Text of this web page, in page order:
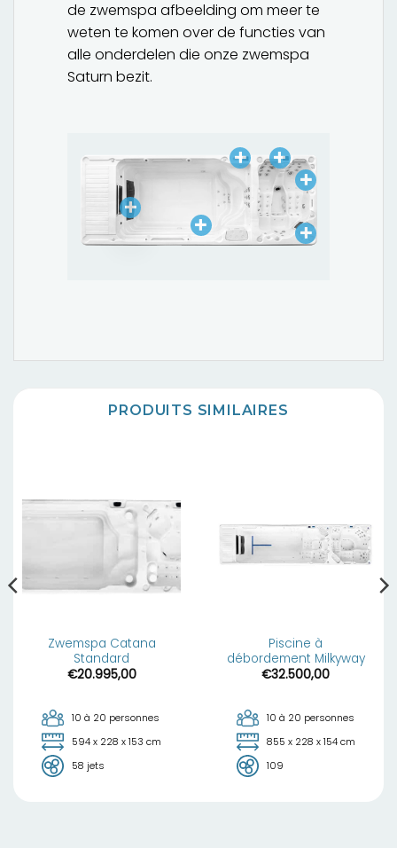
de zwemspa afbeelding om meer te
weten te komen over de functies van
alle onderdelen die onze zwemspa
Saturn bezit.
PRODUITS SIMILAIRES
Zwemspa Catana
Standard
€20.995,00
10 à 20 personnes
594 x 228 x 153 cm
58 jets
Piscine à
débordement Milkyway
€32.500,00
10 à 20 personnes
855 x 228 x 154 cm
109